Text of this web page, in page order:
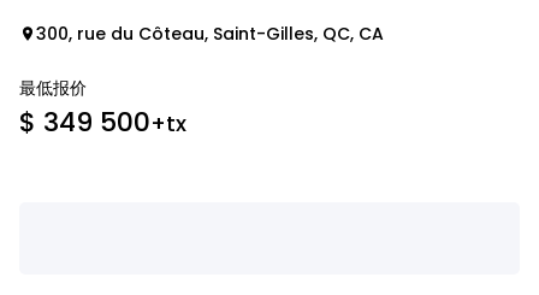
300, rue du Côteau, Saint-Gilles, QC, CA
最低报价
$ 349 500+tx